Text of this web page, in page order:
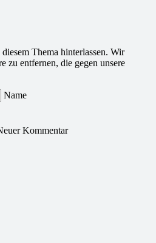
Thema hinterlassen. Wir
zu entfernen, die gegen unsere
Name
Kommentar